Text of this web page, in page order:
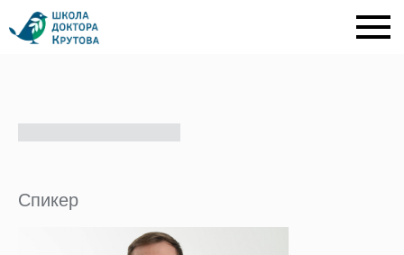
Спикер